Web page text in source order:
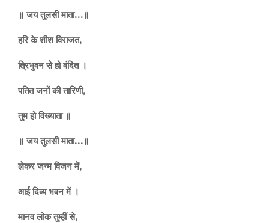
॥ जय तुलसी माता…॥
हरि के शीश विराजत,
त्रिभुवन से हो वंदित ।
पतित जनों की तारिणी,
तुम हो विख्याता ॥
॥ जय तुलसी माता…॥
लेकर जन्म विजन में,
आई दिव्य भवन में ।
मानव लोक तुम्हीं से,